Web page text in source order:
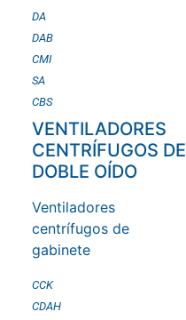
DA
DAB
CMI
SA
CBS
VENTILADORES
CENTRÍFUGOS DE
DOBLE OÍDO
Ventiladores
centrífugos de
gabinete
CCK
CDAH